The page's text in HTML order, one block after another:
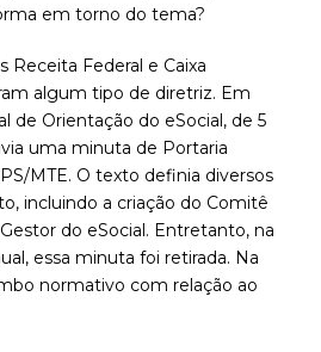
em torno do tema?
Receita Federal e Caixa
algum tipo de diretriz. Em
de Orientação do eSocial, de 5
uma minuta de Portaria
MTE. O texto definia diversos
incluindo a criação do Comitê
do eSocial. Entretanto, na
essa minuta foi retirada. Na
normativo com relação ao